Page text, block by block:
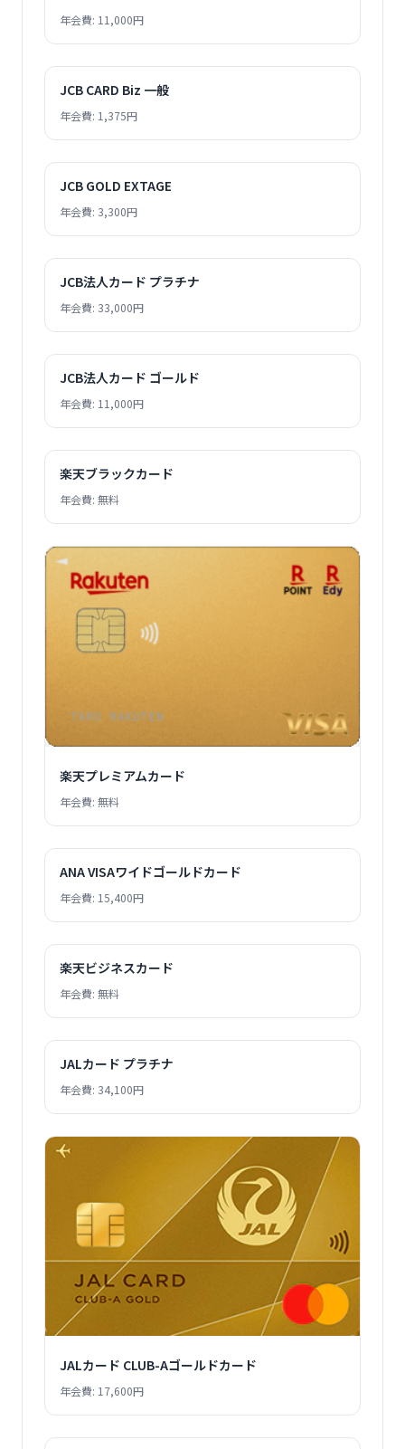
年会費: 11,000円
JCB CARD Biz 一般
年会費: 1,375円
JCB GOLD EXTAGE
年会費: 3,300円
JCB法人カード プラチナ
年会費: 33,000円
JCB法人カード ゴールド
年会費: 11,000円
楽天ブラックカード
年会費: 無料
楽天プレミアムカード
年会費: 無料
ANA VISAワイドゴールドカード
年会費: 15,400円
楽天ビジネスカード
年会費: 無料
JALカード プラチナ
年会費: 34,100円
JALカード CLUB-Aゴールドカード
年会費: 17,600円